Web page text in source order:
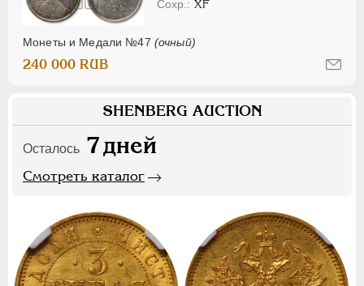
Монеты и Медали №47 (очный)
XF
240 000 RUB
SHENBERG AUCTION
Осталось 7дней
Смотреть каталог